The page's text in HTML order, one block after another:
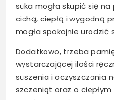
suka mogła skupić się
cichą, ciepłą i wygodną
mogła spokojnie urodzić
Dodatkowo, trzeba
wystarczającej ilości
suszenia i oczyszczania
szczeniąt oraz o